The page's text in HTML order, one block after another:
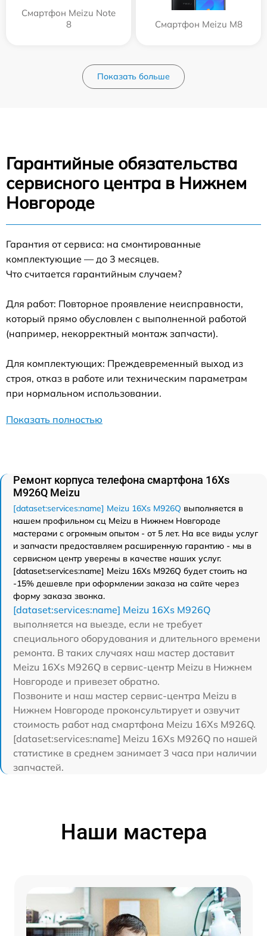
Смартфон Meizu Note
8
Смартфон Meizu M8
Показать больше
Гарантийные обязательства
сервисного центра в Нижнем
Новгороде
Гарантия от сервиса: на смонтированные
комплектующие — до 3 месяцев.
Что считается гарантийным случаем?
Для работ: Повторное проявление неисправности,
который прямо обусловлен с выполненной работой
(например, некорректный монтаж запчасти).
Для комплектующих: Преждевременный выход из
строя, отказ в работе или техническим параметрам
при нормальном использовании.
Показать полностью
Ремонт корпуса телефона смартфона 16Xs
M926Q Meizu
[dataset:services:name] Meizu 16Xs M926Q выполняется в
нашем профильном сц Meizu в Нижнем Новгороде
мастерами с огромным опытом - от 5 лет. На все виды услуг
и запчасти предоставляем расширенную гарантию - мы в
сервисном центр уверены в качестве наших услуг.
[dataset:services:name] Meizu 16Xs M926Q будет стоить на
-15% дешевле при оформлении заказа на сайте через
форму заказа звонка.
[dataset:services:name] Meizu 16Xs M926Q
выполняется на выезде, если не требует
специального оборудования и длительного времени
ремонта. В таких случаях наш мастер доставит
Meizu 16Xs M926Q в сервис-центр Meizu в Нижнем
Новгороде и привезет обратно.
Позвоните и наш мастер сервис-центра Meizu в
Нижнем Новгороде проконсультирует и озвучит
стоимость работ над смартфона Meizu 16Xs M926Q.
[dataset:services:name] Meizu 16Xs M926Q по нашей
статистике в среднем занимает 3 часа при наличии
запчастей.
Наши мастера